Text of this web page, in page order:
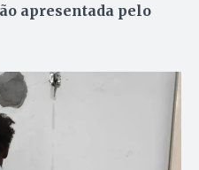
apresentada pelo